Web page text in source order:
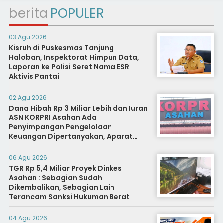
berita POPULER
03 Agu 2026
Kisruh di Puskesmas Tanjung
Haloban, Inspektorat Himpun Data,
Laporan ke Polisi Seret Nama ESR
Aktivis Pantai
02 Agu 2026
Dana Hibah Rp 3 Miliar Lebih dan Iuran
ASN KORPRI Asahan Ada
Penyimpangan Pengelolaan
Keuangan Dipertanyakan, Aparat
Diminta Segera Usut
06 Agu 2026
TGR Rp 5,4 Miliar Proyek Dinkes
Asahan : Sebagian Sudah
Dikembalikan, Sebagian Lain
Terancam Sanksi Hukuman Berat
04 Agu 2026